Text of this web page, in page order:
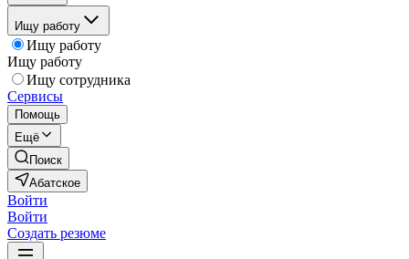
Ищу работу
Ищу работу
Ищу работу
Ищу сотрудника
Сервисы
Помощь
Ещё
Поиск
Абатское
Войти
Войти
Создать резюме